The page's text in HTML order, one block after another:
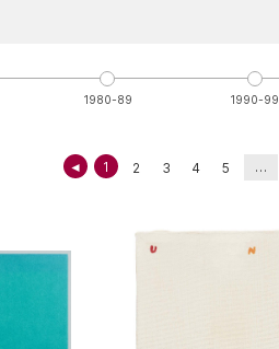
1980-89 1990-99
◄ 1 2 3 4 5 …